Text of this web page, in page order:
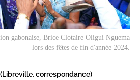
gabonaise, Brice Clotaire Oligui Nguema
lors des fêtes de fin d'année 2024.
correspondance)